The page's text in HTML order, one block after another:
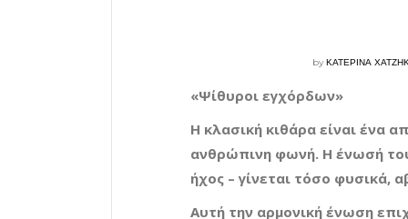
byΚΑΤΕΡΙΝΑ
«Ψίθυροι εγχόρδων»
Η κλασική κιθάρα είναι ένα
ανθρώπινη φωνή. Η ένωσή
ήχος – γίνεται τόσο φυσικά,
Αυτή την αρμονική ένωση